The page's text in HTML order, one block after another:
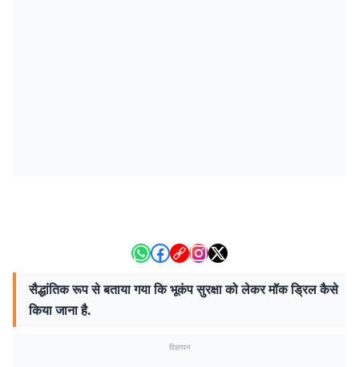
सैद्धांतिक रूप से बताया गया कि भूकंप सुरक्षा को लेकर मॉक ड्रिल कैसे
किया जाना है.
विज्ञापन